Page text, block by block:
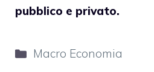
pubblico e privato.
Categorie
Macro Economia